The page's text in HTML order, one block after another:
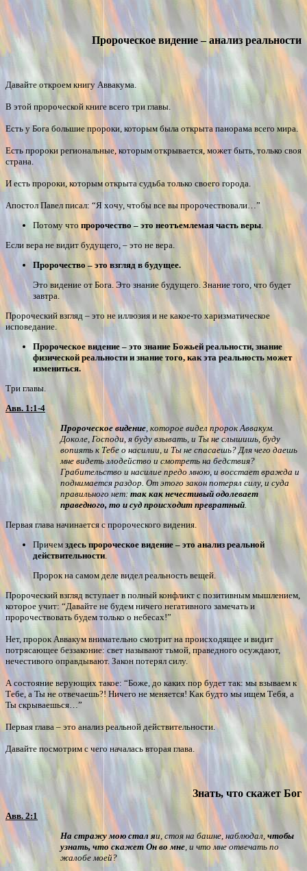
Пророческое видение – анализ реальности
Давайте откроем книгу Аввакума.
В этой пророческой книге всего три главы.
Есть у Бога большие пророки, которым была открыта панорама всего мира.
Есть пророки региональные, которым открывается, может быть, только своя
страна.
И есть пророки, которым открыта судьба только своего города.
Апостол Павел писал: “Я хочу, чтобы все вы пророчествовали…”
Потому что пророчество – это неотъемлемая часть веры
Если вера не видит будущего, – это не вера.
Пророчество – это взгляд в будущее.
Это видение от Бога. Это знание будущего. Знание того, что будет
завтра.
Пророческий взгляд – это не иллюзия и не какое-то харизматическое
исповедание.
Пророческое видение – это знание Божьей реальности, знание
физической реальности и знание того, как эта реальность может
измениться.
Три главы.
Авв. 1:1-4
Пророческое видение , которое видел пророк Аввакум.
Доколе, Господи, я буду взывать, и Ты не слышишь, буду
вопиять к Тебе о насилии, и Ты не спасаешь? Для чего даешь
мне видеть злодейство и смотреть на бедствия?
Грабительство и насилие предо мною, и восстает вражда и
поднимается раздор. От этого закон потерял силу, и суда
правильного нет: так как нечестивый одолевает
праведного, то и суд происходит превратный
Первая глава начинается с пророческого видения.
Причем здесь пророческое видение – это анализ реальной
действительности.
Пророк на самом деле видел реальность вещей.
Пророческий взгляд вступает в полный конфликт с позитивным мышлением,
которое учит: “Давайте не будем ничего негативного замечать и
пророчествовать будем только о небесах!”
Нет, пророк Аввакум внимательно смотрит на происходящее и видит
потрясающее беззаконие: свет называют тьмой, праведного осуждают,
нечестивого оправдывают. Закон потерял силу.
А состояние верующих такое: “Боже, до каких пор будет так: мы взываем к
Тебе, а Ты не отвечаешь?! Ничего не меняется! Как будто мы ищем Тебя, а
Ты скрываешься…”
Первая глава – это анализ реальной действительности.
Давайте посмотрим с чего началась вторая глава.
Знать, что скажет Бог
Авв. 2:1
На стражу мою стал яи, стоя на башне, наблюдал, чтобы
узнать, что скажет Он во мне , и что мне отвечать по
жалобе моей?